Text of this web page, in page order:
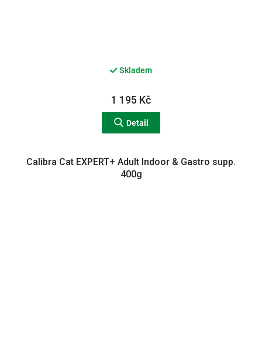
Skladem
1 195 Kč
Detail
Calibra Cat EXPERT+ Adult Indoor & Gastro supp.
400g